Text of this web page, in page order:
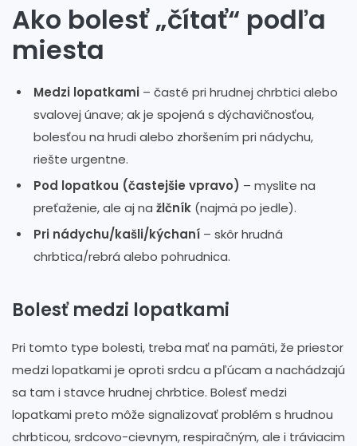
Ako bolesť „čítať“ podľa
miesta
Medzi lopatkami – časté pri hrudnej chrbtici alebo
svalovej únave; ak je spojená s dýchavičnosťou,
bolesťou na hrudi alebo zhoršením pri nádychu,
riešte urgentne.
Pod lopatkou (častejšie vpravo) – myslite na
preťaženie, ale aj na žlčník (najmä po jedle).
Pri nádychu/kašli/kýchaní – skôr hrudná
chrbtica/rebrá alebo pohrudnica.
Bolesť medzi lopatkami
Pri tomto type bolesti, treba mať na pamäti, že priestor
medzi lopatkami je oproti srdcu a pľúcam a nachádzajú
sa tam i stavce hrudnej chrbtice. Bolesť medzi
lopatkami preto môže signalizovať problém s hrudnou
chrbticou, srdcovo-cievnym, respiračným, ale i tráviacim